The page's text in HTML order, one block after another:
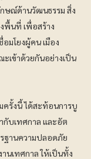
ษณ์ด้านวัฒนธรรม สิ่ง
พื้นที่ เพื่อสร้าง
มโยงผู้คน เมือง
ะเข้าด้วยกันอย่างเป็น
ครั้งนี้ ได้สะท้อนการบู
กับเทศกาล และอัต
ฐานความปลอดภัย
นเทศกาล ให้เป็นทั้ง